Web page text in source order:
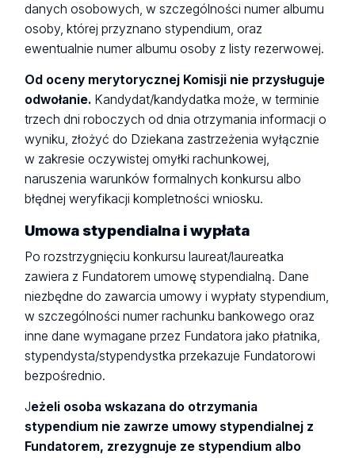
danych osobowych, w szczególności numer albumu
osoby, której przyznano stypendium, oraz
ewentualnie numer albumu osoby z listy rezerwowej.
Od oceny merytorycznej Komisji nie przysługuje
odwołanie. Kandydat/kandydatka może, w terminie
trzech dni roboczych od dnia otrzymania informacji o
wyniku, złożyć do Dziekana zastrzeżenia wyłącznie
w zakresie oczywistej omyłki rachunkowej,
naruszenia warunków formalnych konkursu albo
błędnej weryfikacji kompletności wniosku.
Umowa stypendialna i wypłata
Po rozstrzygnięciu konkursu laureat/laureatka
zawiera z Fundatorem umowę stypendialną. Dane
niezbędne do zawarcia umowy i wypłaty stypendium,
w szczególności numer rachunku bankowego oraz
inne dane wymagane przez Fundatora jako płatnika,
stypendysta/stypendystka przekazuje Fundatorowi
bezpośrednio.
Jeżeli osoba wskazana do otrzymania
stypendium nie zawrze umowy stypendialnej z
Fundatorem, zrezygnuje ze stypendium albo